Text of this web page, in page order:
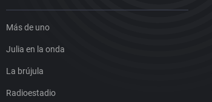
Más de uno
Julia en la onda
La brújula
Radioestadio